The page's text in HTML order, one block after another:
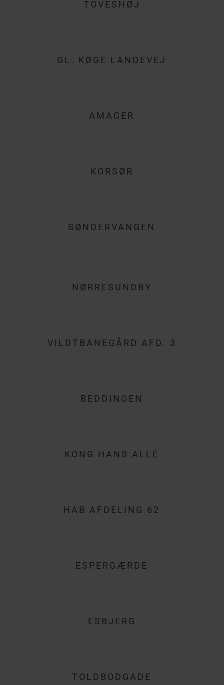
TOVESHØJ
GL. KØGE LANDEVEJ
AMAGER
KORSØR
SØNDERVANGEN
NØRRESUNDBY
VILDTBANEGÅRD AFD. 3
BEDDINGEN
KONG HANS ALLÉ
HAB AFDELING 62
ESPERGÆRDE
ESBJERG
TOLDBODGADE